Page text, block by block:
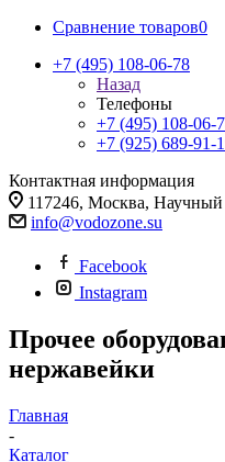
Сравнение товаров0
+7 (495) 108-06-78
Назад
Телефоны
+7 (495) 108-06-
+7 (925) 689-91-
Контактная информация
117246, Москва, Научный
info@vodozone.su
Facebook
Instagram
Прочее
нержавейки
Главная
-
Каталог